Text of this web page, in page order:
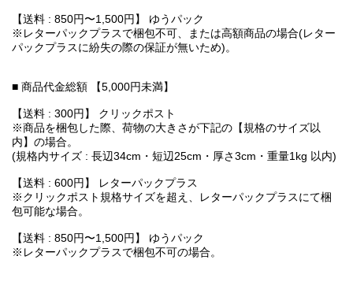
【送料 : 850円〜1,500円】 ゆうパック
※レターパックプラスで梱包不可、または高額商品の場合(レター
パックプラスに紛失の際の保証が無いため)。
■ 商品代金総額 【5,000円未満】
【送料 : 300円】 クリックポスト
※商品を梱包した際、荷物の大きさが下記の【規格のサイズ以
内】の場合。
(規格内サイズ : 長辺34cm・短辺25cm・厚さ3cm・重量1kg 以内)
【送料 : 600円】 レターパックプラス
※クリックポスト規格サイズを超え、レターパックプラスにて梱
包可能な場合。
【送料 : 850円〜1,500円】 ゆうパック
※レターパックプラスで梱包不可の場合。